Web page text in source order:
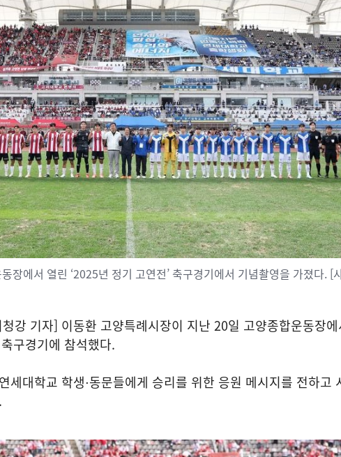
에서 열린 ‘2025년 정기 고연전’ 축구경기에서 기념촬영을 가졌다. [
강 기자] 이동환 고양특례시장이 지난 20일 고양종합운동장에
구경기에 참석했다.
세대학교 학생⋅동문들에게 승리를 위한 응원 메시지를 전하고